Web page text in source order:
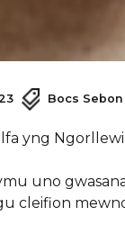
Bocs
yng
uno
cleifion